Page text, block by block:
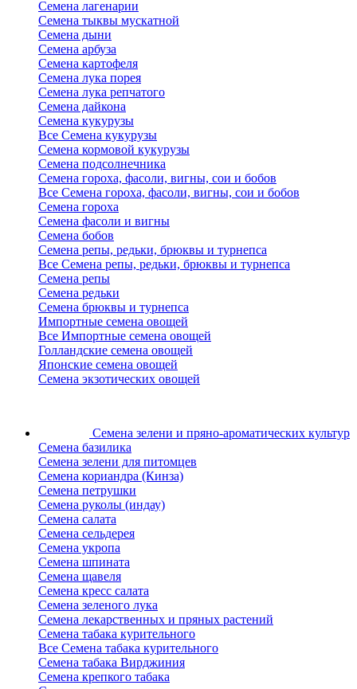
Семена лагенарии
Семена тыквы мускатной
Семена дыни
Семена арбуза
Семена картофеля
Семена лука порея
Семена лука репчатого
Семена дайкона
Семена кукурузы
Все Семена кукурузы
Семена кормовой кукурузы
Семена подсолнечника
Семена гороха, фасоли, вигны, сои и бобов
Все Семена гороха, фасоли, вигны, сои и бобов
Семена гороха
Семена фасоли и вигны
Семена бобов
Семена репы, редьки, брюквы и турнепса
Все Семена репы, редьки, брюквы и турнепса
Семена репы
Семена редьки
Семена брюквы и турнепса
Импортные семена овощей
Все Импортные семена овощей
Голландские семена овощей
Японские семена овощей
Семена экзотических овощей
Семена зелени и пряно-ароматических культур
Семена базилика
Семена зелени для питомцев
Семена кориандра (Кинза)
Семена петрушки
Семена руколы (индау)
Семена салата
Семена сельдерея
Семена укропа
Семена шпината
Семена щавеля
Семена кресс салата
Семена зеленого лука
Семена лекарственных и пряных растений
Семена табака курительного
Все Семена табака курительного
Семена табака Вирджиния
Семена крепкого табака